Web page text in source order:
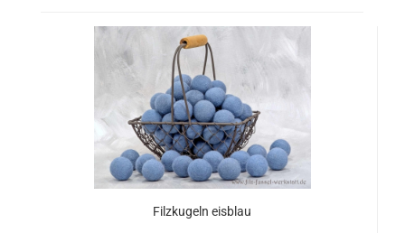
Filzkugeln eisblau